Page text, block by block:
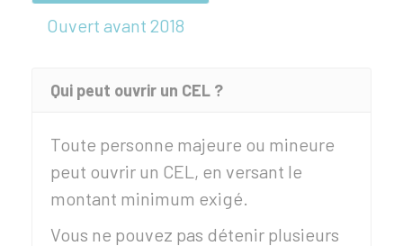
Ouvert avant 2018
Qui peut ouvrir un CEL ?
Toute personne majeure ou mineure
peut ouvrir un CEL, en versant le
montant minimum exigé.
Vous ne pouvez pas détenir plusieurs